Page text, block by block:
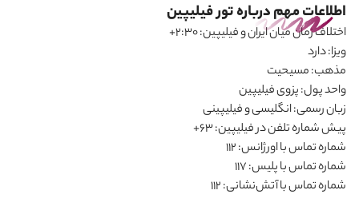
اطلاعات مهم درباره تور فیلیپین
اختلاف زمان میان ایران و فیلیپین:+2:30
ویزا:دارد
مذهب:مسیحیت
واحد پول:پزوی فیلیپین
زبان رسمی:انگلیسی و فیلیپینی
پیش شماره تلفن در فیلیپین:+63
شماره تماس با اورژانس:112
شماره تماس با پلیس: 117
شماره تماس با آتش‌نشانی:112